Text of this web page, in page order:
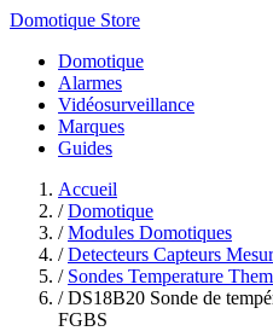
Domotique Store
Domotique
Alarmes
Vidéosurveillance
Marques
Guides
Accueil
/ Domotique
/ Modules Domotiques
/ Detecteurs Capteurs
/ Sondes Temperature
/ DS18B20 Sonde de
FGBS